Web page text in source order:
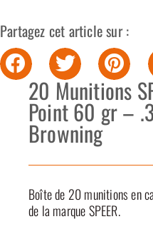
Partagez cet article sur :
20 Munitions
Point 60 gr –
Browning
Boîte de 20 munitions en
de la marque SPEER.